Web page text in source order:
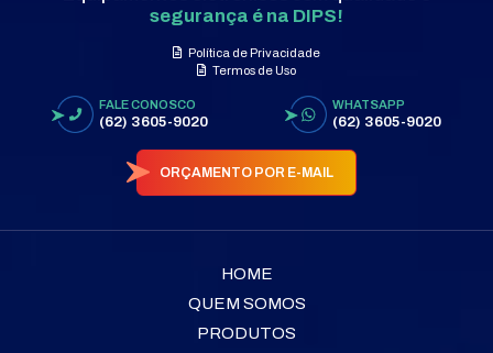
segurança é na DIPS!
Política de Privacidade
Termos de Uso
FALE CONOSCO
(62) 3605-9020
WHATSAPP
(62) 3605-9020
ORÇAMENTO POR E-MAIL
HOME
QUEM SOMOS
PRODUTOS